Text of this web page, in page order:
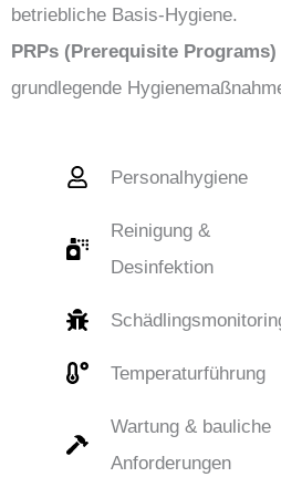
betriebliche Basis-Hygiene.
PRPs (Prerequisite Programs)
grundlegende
Personalhygiene
Reinigung &
Desinfektion
Temperaturführung
Wartung & bauliche
Anforderungen